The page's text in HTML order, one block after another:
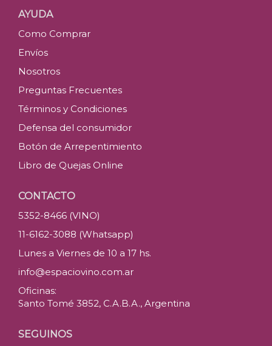
AYUDA
Como Comprar
Envíos
Nosotros
Preguntas Frecuentes
Términos y Condiciones
Defensa del consumidor
Botón de Arrepentimiento
Libro de Quejas Online
CONTACTO
5352-8466 (VINO)
11-6162-3088 (Whatsapp)
Lunes a Viernes de 10 a 17 hs.
info@espaciovino.com.ar
Oficinas:
Santo Tomé 3852, C.A.B.A., Argentina
SEGUINOS